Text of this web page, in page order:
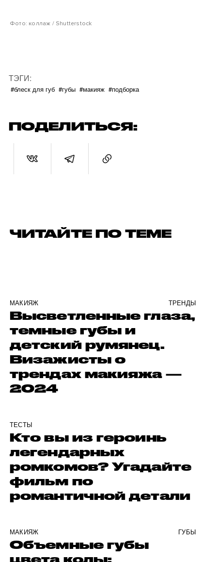
Фото: коллаж / Shutterstock
ТЭГИ:
#блеск для губ #губы #макияж #подборка
ПОДЕЛИТЬСЯ:
ЧИТАЙТЕ ПО ТЕМЕ
МАКИЯЖ ТРЕНДЫ
Высветленные глаза,
темные губы и
детский румянец.
Визажисты о
трендах макияжа —
2024
ТЕСТЫ
Кто вы из героинь
легендарных
ромкомов? Угадайте
фильм по
романтичной детали
МАКИЯЖ ГУБЫ
Объемные губы
цвета колы: